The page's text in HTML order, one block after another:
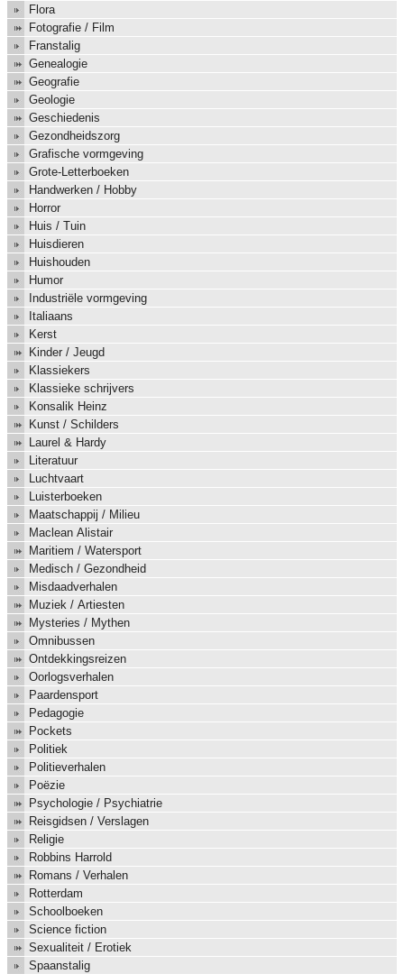
Flora
Fotografie / Film
Franstalig
Genealogie
Geografie
Geologie
Geschiedenis
Gezondheidszorg
Grafische vormgeving
Grote-Letterboeken
Handwerken / Hobby
Horror
Huis / Tuin
Huisdieren
Huishouden
Humor
Industriële vormgeving
Italiaans
Kerst
Kinder / Jeugd
Klassiekers
Klassieke schrijvers
Konsalik Heinz
Kunst / Schilders
Laurel & Hardy
Literatuur
Luchtvaart
Luisterboeken
Maatschappij / Milieu
Maclean Alistair
Maritiem / Watersport
Medisch / Gezondheid
Misdaadverhalen
Muziek / Artiesten
Mysteries / Mythen
Omnibussen
Ontdekkingsreizen
Oorlogsverhalen
Paardensport
Pedagogie
Pockets
Politiek
Politieverhalen
Poëzie
Psychologie / Psychiatrie
Reisgidsen / Verslagen
Religie
Robbins Harrold
Romans / Verhalen
Rotterdam
Schoolboeken
Science fiction
Sexualiteit / Erotiek
Spaanstalig